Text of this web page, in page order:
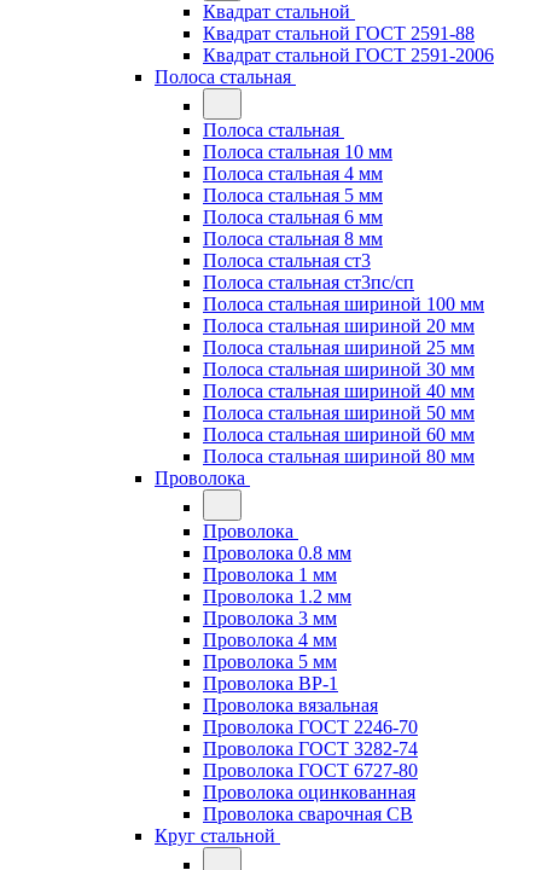
Квадрат стальной
Квадрат стальной ГОСТ 2591-88
Квадрат стальной ГОСТ 2591-2006
Полоса стальная
Полоса стальная
Полоса стальная 10 мм
Полоса стальная 4 мм
Полоса стальная 5 мм
Полоса стальная 6 мм
Полоса стальная 8 мм
Полоса стальная ст3
Полоса стальная ст3пс/сп
Полоса стальная шириной 100 мм
Полоса стальная шириной 20 мм
Полоса стальная шириной 25 мм
Полоса стальная шириной 30 мм
Полоса стальная шириной 40 мм
Полоса стальная шириной 50 мм
Полоса стальная шириной 60 мм
Полоса стальная шириной 80 мм
Проволока
Проволока
Проволока 0.8 мм
Проволока 1 мм
Проволока 1.2 мм
Проволока 3 мм
Проволока 4 мм
Проволока 5 мм
Проволока ВР-1
Проволока вязальная
Проволока ГОСТ 2246-70
Проволока ГОСТ 3282-74
Проволока ГОСТ 6727-80
Проволока оцинкованная
Проволока сварочная СВ
Круг стальной